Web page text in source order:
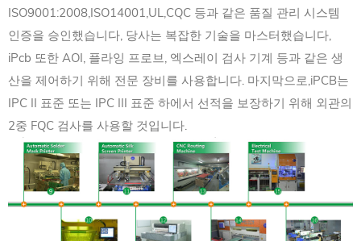
ISO9001:2008,ISO14001,UL,CQC 등과 같은 품질 관리 시스템
인증을 승인했습니다, 당사는 복잡한 기술을 마스터했습니다,
iPcb 또한 AOI, 플라잉 프로브, 엑스레이 검사 기계 등과 같은 생
산을 제어하기 위해 전문 장비를 사용합니다. 마지막으로,iPCB는
IPC II 표준 또는 IPC III 표준 하에서 선적을 보장하기 위해 외관의
2중 FQC 검사를 사용할 것입니다.